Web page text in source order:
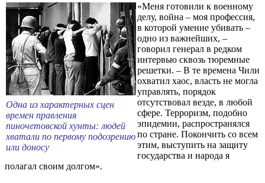
Одна из характерных сцен
времен правления
пиночетовской хунты: людей
хватали по первому подозрению
или доносу
«Меня готовили к военному
делу, война – моя профессия,
в которой умение убивать –
одно из важнейших, –
говорил генерал в редком
интервью сквозь тюремные
решетки. – В те времена Чили
охватил хаос, власть не могла
управлять, порядок
отсутствовал везде, в любой
сфере. Терроризм, подобно
эпидемии, распространялся
по стране. Покончить со всем
этим, выступить на защиту
государства и народа я
полагал своим долгом».